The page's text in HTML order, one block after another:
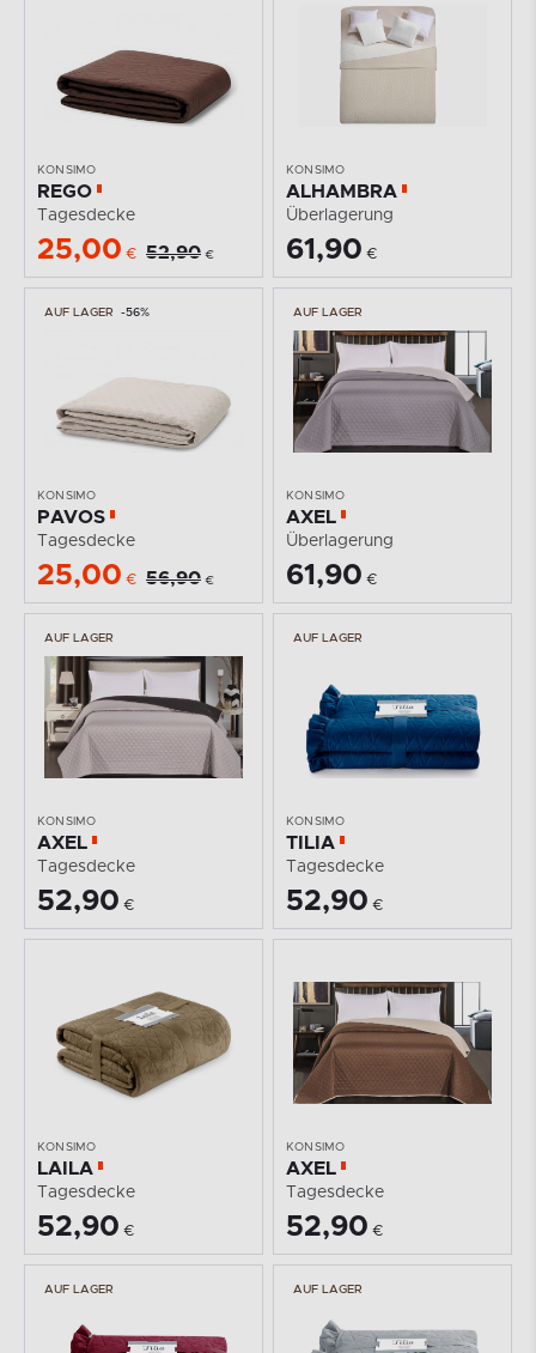
KONSIMO
REGO
Tagesdecke
25,00 € 52,90 €
KONSIMO
ALHAMBRA
Überlagerung
61,90 €
AUF LAGER -56%
KONSIMO
PAVOS
Tagesdecke
25,00 € 56,90 €
AUF LAGER
KONSIMO
AXEL
Überlagerung
61,90 €
AUF LAGER
KONSIMO
AXEL
Tagesdecke
52,90 €
AUF LAGER
KONSIMO
TILIA
Tagesdecke
52,90 €
KONSIMO
LAILA
Tagesdecke
52,90 €
KONSIMO
AXEL
Tagesdecke
52,90 €
AUF LAGER AUF LAGER